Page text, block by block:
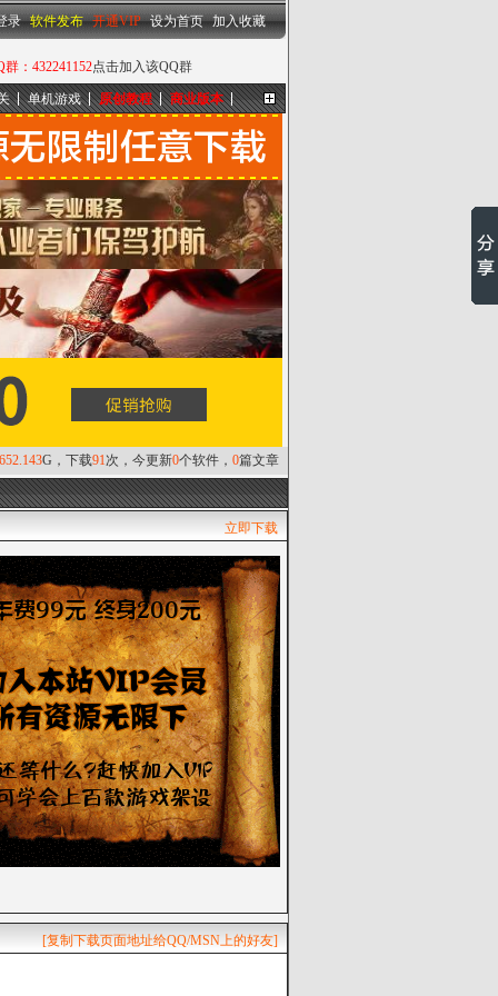
设为首页|加入收藏
：432241152点击加入该QQ群
录 软件发布 开通VIP 设为首页 加入收藏
更多...
单机游戏 原创教程 商业版本
G，下载91次，今更新0个软件， 0篇文章
立即下载
[复制下载页面地址给QQ/MSN上的好友]